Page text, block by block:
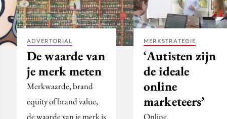
ADVERTORIAL
De waarde van
je merk meten
Merkwaarde, brand
equity of brand value,
de waarde van je merk is
MERKSTRATEGIE
‘Autisten zijn
de ideale
online
marketeers’
Online